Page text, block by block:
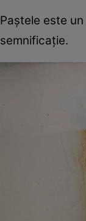
Paștele este
semnificație.